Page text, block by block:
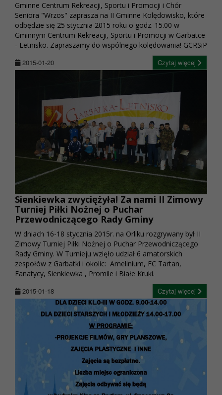
Gminne Centrum Rekreacji, Sportu i Promocji i Chór
Seniora "Wrzos" zaprasza na II Gminne Kolędowisko, które
odbędzie się 25 stycznia 2015 roku o godz. 15.00 w
Gminnym Centrum Rekreacji, Sportu i Promocji w Garbatce
- Letnisko. Zapraszamy do wspólnego kolędowania! GCRSiP
2015-01-20
Czytaj więcej
Sienkiewka zwyciężyła! Za nami II Zimowy
Turniej Piłki Nożnej o Puchar
Przewodniczącego Rady Gminy
W dniach 16-18 stycznia 2015r. na Orliku rozgrywany był II
Zimowy Turniej Piłki Nożnej o Puchar Przewodniczącego
Rady Gminy. W Turnieju wzięło udział 6 amatorskich
zespołów z Garbatki i okolic: Amelinium, FC Tartan,
Fanatycy, Sienkiewka , Promile i Białe Kruki.
2015-01-18
Czytaj więcej